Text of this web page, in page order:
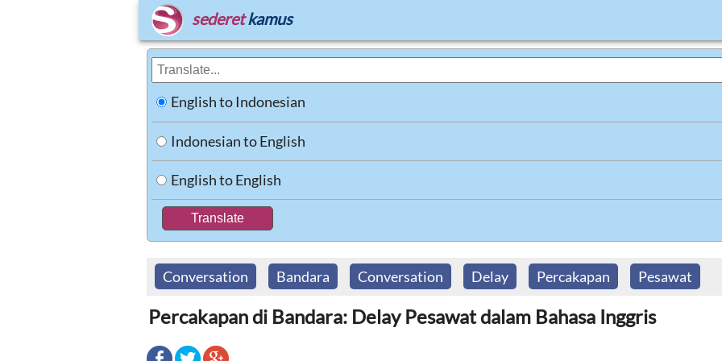
sederet kamus
English to Indonesian
Indonesian to English
English to English
Conversation Bandara Conversation Delay Percakapan Pesawat
Percakapan di Bandara: Delay Pesawat dalam Bahasa Inggris